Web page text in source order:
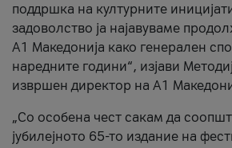
поддршка на културните
задоволство ја најавуваме
A1 Македонија како генерален
наредните години“, изјави
извршен директор на A1
„Со особена чест сакам да
јубилејното 65-то издание на